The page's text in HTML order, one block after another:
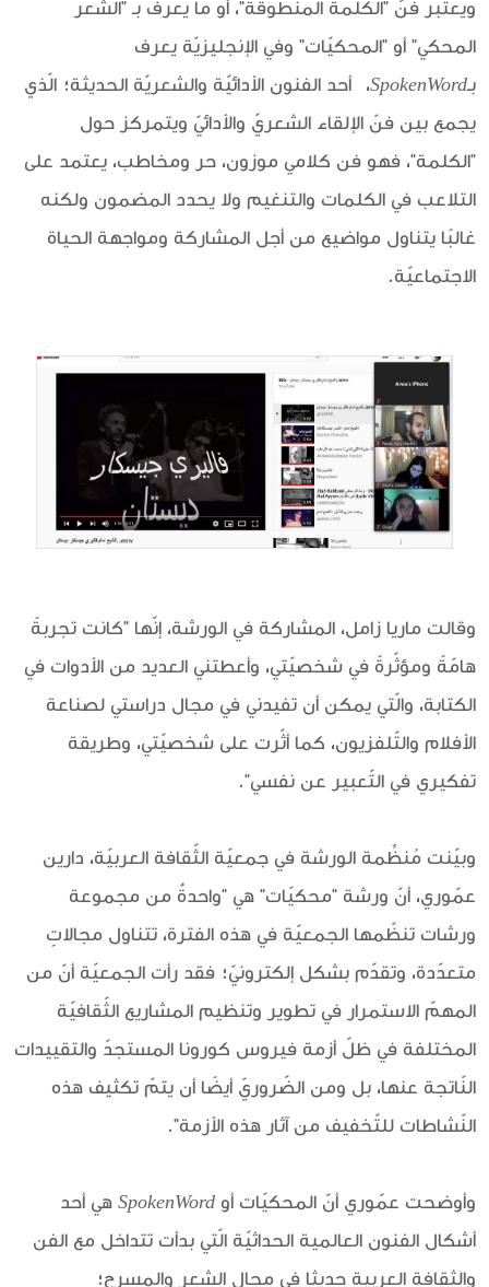
ويعتبر فنّ "الكلمة المنطوقة"، أو ما يعرف بـ "الشعر
المحكي" أو "المحكيّات" وفي الإنجليزيّة يعرف
بـSpokenWord، أحد الفنون الأدائيّة والشعريّة الحديثة؛ الّذي
يجمع بين فنّ الإلقاء الشعريّ والأدائيّ ويتمركز حول
"الكلمة"، فهو فن كلامي موزون، حر ومخاطب، يعتمد على
التلاعب في الكلمات والتنغيم ولا يحدد المضمون ولكنه
غالبًا يتناول مواضيع من أجل المشاركة ومواجهة الحياة
الاجتماعيّة.
وقالت ماريا زامل، المشاركة في الورشة، إنّها "كانت تجربةً
هامّةً ومؤثّرةً في شخصيّتي، وأعطتني العديد من الأدوات في
الكتابة، والّتي يمكن أن تفيدني في مجال دراستي لصناعة
الأفلام والتّلفزيون، كما أثّرت على شخصيّتي، وطريقة
تفكيري في التّعبير عن نفسي".
وبيّنت مُنظِّمة الورشة في جمعيّة الثّقافة العربيّة، دارين
عمّوري، أنّ ورشة "محكيّات" هي "واحدةٌ من مجموعة
ورشات تنظّمها الجمعيّة في هذه الفترة، تتناول مجالاتٍ
متعدّدة، وتقدّم بشكل إلكترونيّ؛ فقد رأت الجمعيّة أنّ من
المهمّ الاستمرار في تطوير وتنظيم المشاريع الثّقافيّة
المختلفة في ظلّ أزمة فيروس كورونا المستجدّ والتقييدات
النّاتجة عنها، بل ومن الضّروريّ أيضًا أن يتمّ تكثيف هذه
النّشاطات للتّخفيف من آثار هذه الأزمة".
وأوضحت عمّوري أنّ المحكيّات أو SpokenWord هي أحد
أشكال الفنون العالمية الحداثيّة الّتي بدأت تتداخل مع الفن
والثقافة العربية حديثا في مجال الشعر والمسرح؛